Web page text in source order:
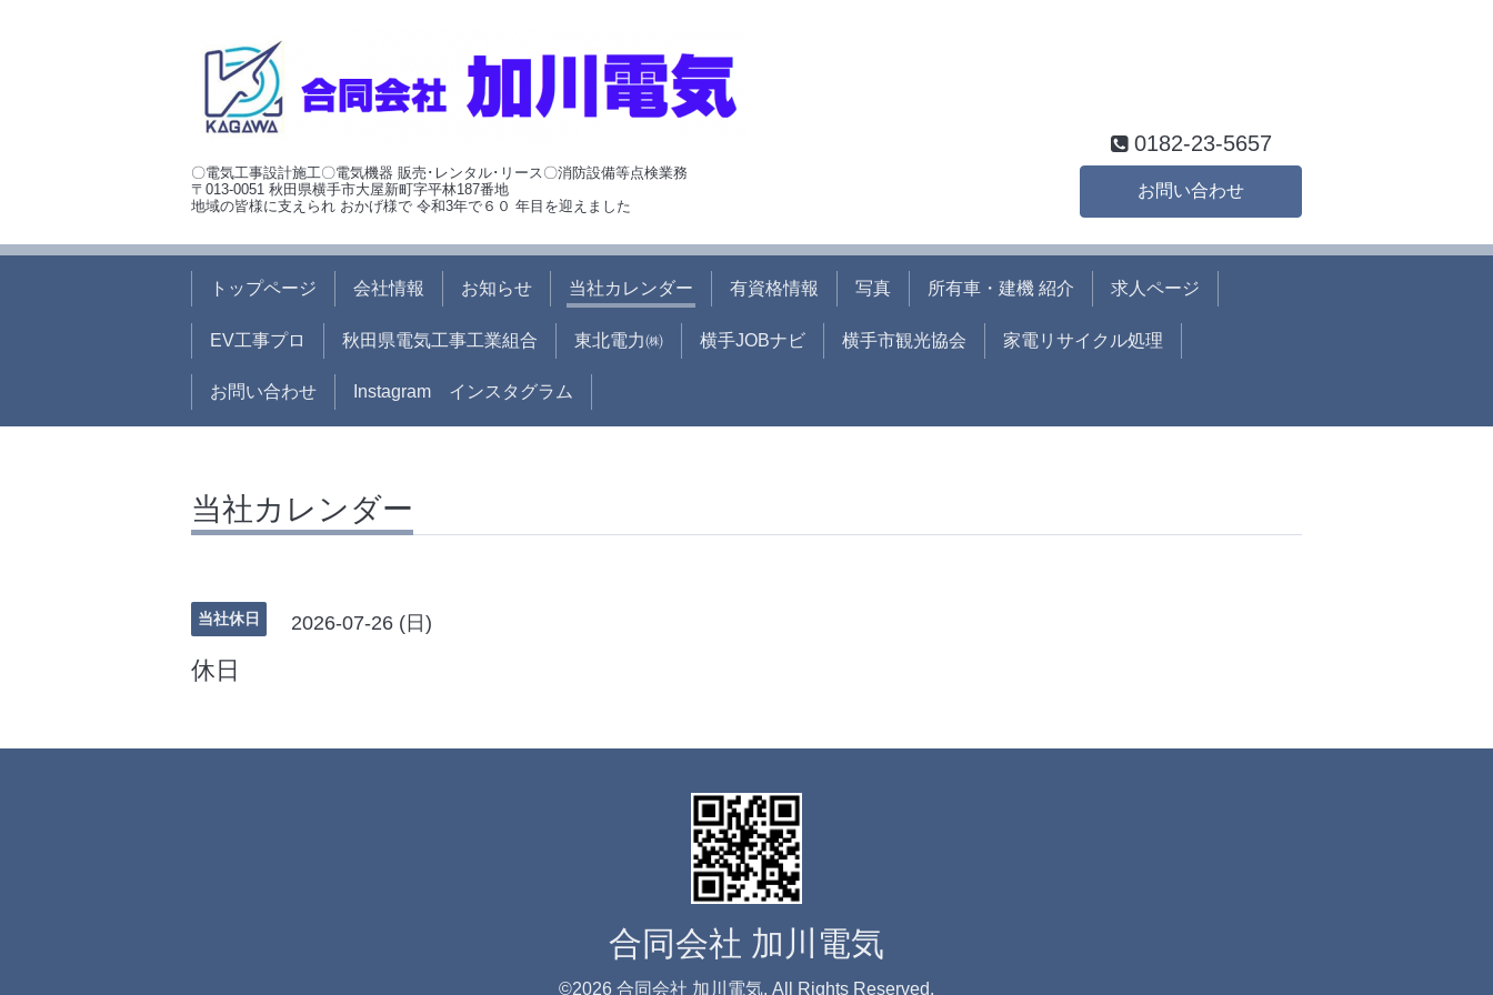
〇電気工事設計施工〇電気機器 販売･レンタル･リース〇消防設備等点検業務
〒013-0051 秋田県横手市大屋新町字平林187番地
地域の皆様に支えられ おかげ様で 令和3年で６０ 年目を迎えました
0182-23-5657
お問い合わせ
トップページ 会社情報 お知らせ 当社カレンダー 有資格情報 写真 所有車・建機 紹介 求人ページ
EV工事プロ 秋田県電気工事工業組合 東北電力㈱ 横手JOBナビ 横手市観光協会 家電リサイクル処理
お問い合わせ Instagram インスタグラム
当社カレンダー
当社休日 2026-07-26 (日)
休日
合同会社 加川電気
©2026 合同会社 加川電気. All Rights Reserved.